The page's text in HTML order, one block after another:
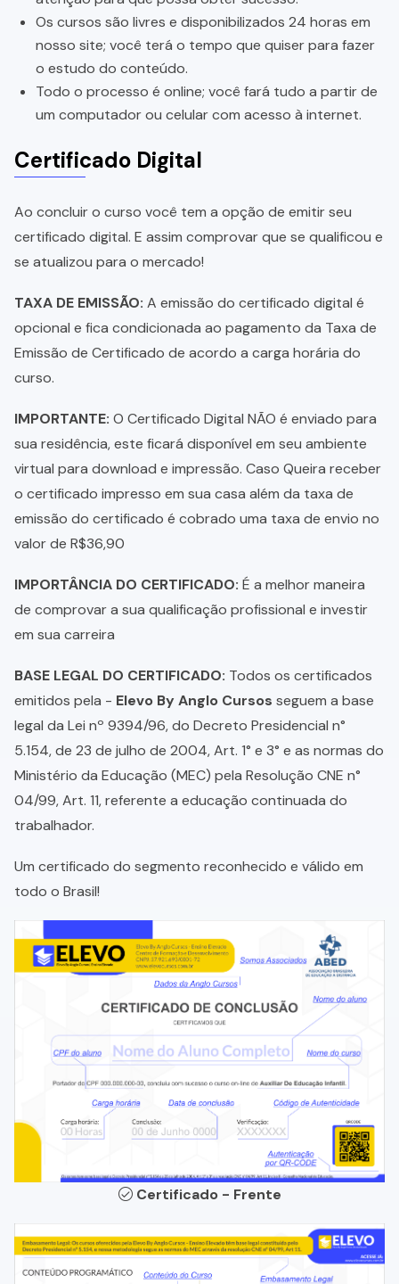
Os cursos são livres e disponibilizados 24 horas em
nosso site; você terá o tempo que quiser para fazer
o estudo do conteúdo.
Todo o processo é online; você fará tudo a partir de
um computador ou celular com acesso à internet.
Certificado Digital
Ao concluir o curso você tem a opção de emitir seu
certificado digital. E assim comprovar que se qualificou e
se atualizou para o mercado!
TAXA DE EMISSÃO: A emissão do certificado digital é
opcional e fica condicionada ao pagamento da Taxa de
Emissão de Certificado de acordo a carga horária do
curso.
IMPORTANTE: O Certificado Digital NÃO é enviado para
sua residência, este ficará disponível em seu ambiente
virtual para download e impressão. Caso Queira receber
o certificado impresso em sua casa além da taxa de
emissão do certificado é cobrado uma taxa de envio no
valor de R$36,90
IMPORTÂNCIA DO CERTIFICADO: É a melhor maneira
de comprovar a sua qualificação profissional e investir
em sua carreira
BASE LEGAL DO CERTIFICADO: Todos os certificados
emitidos pela - Elevo By Anglo Cursos seguem a base
legal da Lei nº 9394/96, do Decreto Presidencial n°
5.154, de 23 de julho de 2004, Art. 1° e 3° e as normas do
Ministério da Educação (MEC) pela Resolução CNE n°
04/99, Art. 11, referente a educação continuada do
trabalhador.
Um certificado do segmento reconhecido e válido em
todo o Brasil!
Certificado - Frente